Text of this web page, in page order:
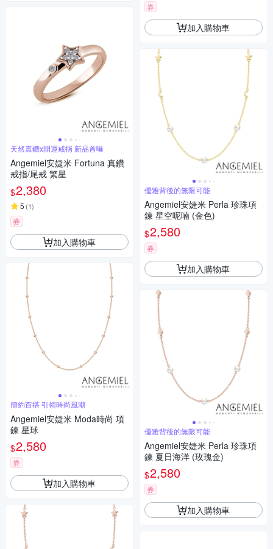
天然真鑽x開運戒指 新品首曝
Angemiel安婕米 Fortuna 真鑽
戒指/尾戒 繁星
$2,380
5 (1)
券
加入購物車
簡約百搭 引領時尚風潮
Angemiel安婕米 Moda時尚 項
鍊 星球
$2,580
券
加入購物車
券
加入購物車
優雅背後的無限可能
Angemiel安婕米 Perla 珍珠項
鍊 星空呢喃 (金色)
$2,580
券
加入購物車
優雅背後的無限可能
Angemiel安婕米 Perla 珍珠項
鍊 夏日海洋 (玫瑰金)
$2,580
券
加入購物車